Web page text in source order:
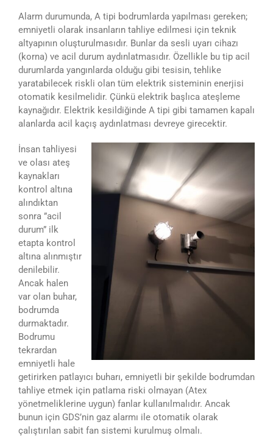
Alarm durumunda, A tipi bodrumlarda yapılması gereken;
emniyetli olarak insanların tahliye edilmesi için teknik
altyapının oluşturulmasıdır. Bunlar da sesli uyarı cihazı
(korna) ve acil durum aydınlatmasıdır. Özellikle bu tip acil
durumlarda yangınlarda olduğu gibi tesisin, tehlike
yaratabilecek riskli olan tüm elektrik sisteminin enerjisi
otomatik kesilmelidir. Çünkü elektrik başlıca ateşleme
kaynağıdır. Elektrik kesildiğinde A tipi gibi tamamen kapalı
alanlarda acil kaçış aydınlatması devreye girecektir.
İnsan tahliyesi
ve olası ateş
kaynakları
kontrol altına
alındıktan
sonra ”acil
durum” ilk
etapta kontrol
altına alınmıştır
denilebilir.
Ancak halen
var olan buhar,
bodrumda
durmaktadır.
Bodrumu
tekrardan
emniyetli hale
getirirken patlayıcı buharı, emniyetli bir şekilde bodrumdan
tahliye etmek için patlama riski olmayan (Atex
yönetmeliklerine uygun) fanlar kullanılmalıdır. Ancak
bunun için GDS’nin gaz alarmı ile otomatik olarak
çalıştırılan sabit fan sistemi kurulmuş olmalı.